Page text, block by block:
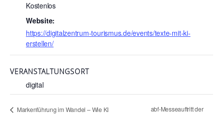
Kostenlos
Website:
https://digitalzentrum-tourismus.de/events/texte-mit-ki-
erstellen/
VERANSTALTUNGSORT
digital
Markenführung im Wandel – Wie KI
abf-Messeauftritt der